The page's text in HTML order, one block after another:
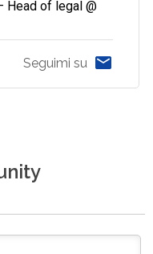
Head of legal @
Seguimi su